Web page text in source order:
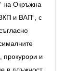
на Окръжна
и ВАП“, с
прокурори и